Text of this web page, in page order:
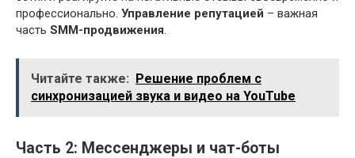
профессионально. Управление репутацией – важная
часть SMM-продвижения
Читайте также: Решение проблем с
синхронизацией звука и видео на YouTube
Часть 2: Мессенджеры и чат-боты